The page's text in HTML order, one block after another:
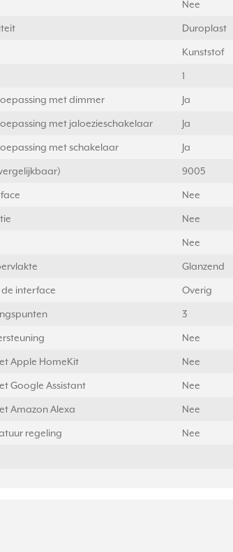
Nee
Duroplast
Kunststof
1
met dimmer Ja
met jaloezieschakelaar Ja
met schakelaar Ja
9005
Nee
Nee
Nee
Glanzend
interface Overig
3
Nee
Apple HomeKit Nee
Google Assistant Nee
Amazon Alexa Nee
regeling Nee